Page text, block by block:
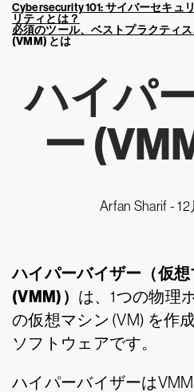
Cybersecurity 101: サイバーセキュ
リティとは？
必須のツール、ベストプラクティ
(VMM) とは
ハイパ
ー
Arfan Sharif -
ハイパーバイザー（仮
(VMM)） は、1つの物理
の仮想マシン (VM) を作
ソフトウェアです。
ハイパーバイザーは